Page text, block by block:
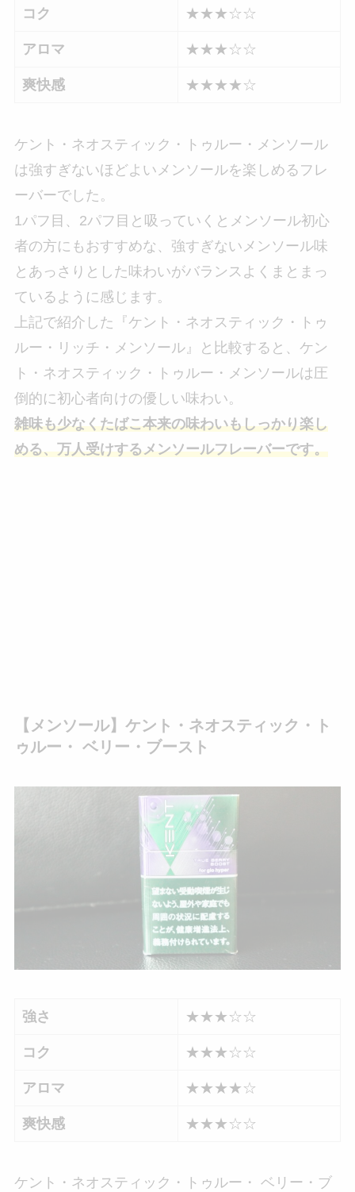
コク ★★★☆☆
アロマ ★★★☆☆
爽快感 ★★★★☆
ケント・ネオスティック・トゥルー・メンソール
は強すぎないほどよいメンソールを楽しめるフレ
ーバーでした。
1パフ目、2パフ目と吸っていくとメンソール初心
者の方にもおすすめな、強すぎないメンソール味
とあっさりとした味わいがバランスよくまとまっ
ているように感じます。
上記で紹介した『ケント・ネオスティック・トゥ
ルー・リッチ・メンソール』と比較すると、ケン
ト・ネオスティック・トゥルー・メンソールは圧
倒的に初心者向けの優しい味わい。
雑味も少なくたばこ本来の味わいもしっかり楽し
める、万人受けするメンソールフレーバーです。
【メンソール】ケント・ネオスティック・ト
ゥルー・ ベリー・ブースト
強さ ★★★☆☆
コク ★★★☆☆
アロマ ★★★★☆
爽快感 ★★★☆☆
ケント・ネオスティック・トゥルー・ ベリー・ブ